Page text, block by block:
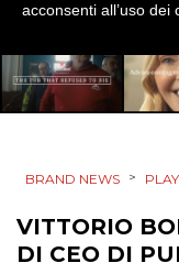
PREVISIONI/
BRAND NEWS >
VITTORIO
DI CEO DI
acconsenti all’uso dei